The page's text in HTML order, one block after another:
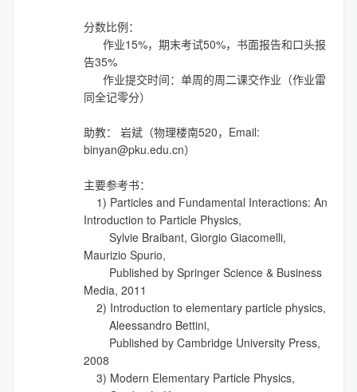
分数比例：
作业15%，期末考试50%，书面报告和口头报
告35%
作业提交时间：单周的周二课交作业（作业雷
同全记零分）
助教： 岩斌（物理楼南520，Email:
binyan@pku.edu.cn）
主要参考书：
1) Particles and Fundamental Interactions: An
Introduction to Particle Physics,
Sylvie Braibant, Giorgio Giacomelli,
Maurizio Spurio,
Published by Springer Science & Business
Media, 2011
2) Introduction to elementary particle physics,
Aleessandro Bettini,
Published by Cambridge University Press,
2008
3) Modern Elementary Particle Physics,